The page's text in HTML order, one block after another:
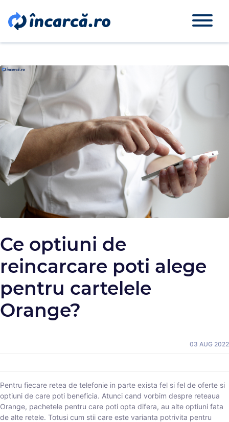
Ce optiuni de
reincarcare poti alege
pentru cartelele
Orange?
03 AUG 2022
Pentru fiecare retea de telefonie in parte exista fel si fel de oferte si
optiuni de care poti beneficia. Atunci cand vorbim despre reteaua
Orange, pachetele pentru care poti opta difera, au alte optiuni fata
de alte retele. Totusi cum stii care este varianta potrivita pentru